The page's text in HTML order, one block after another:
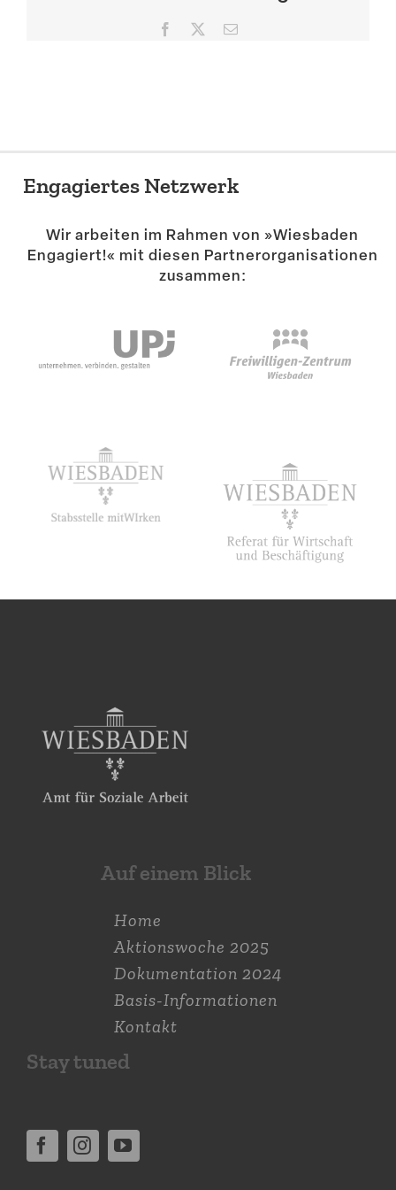
Suche
Facebook E-
Engagiertes Netzwerk
Wir arbeiten im Rahmen von »Wiesbaden
Engagiert!« mit diesen Partner­or­ga­ni­sa­tionen
zusammen:
Auf einem Blick
Home
Aktions­woche 2025
Dokumen­tation 2024
Basis-Informationen
Kontakt
Stay tuned